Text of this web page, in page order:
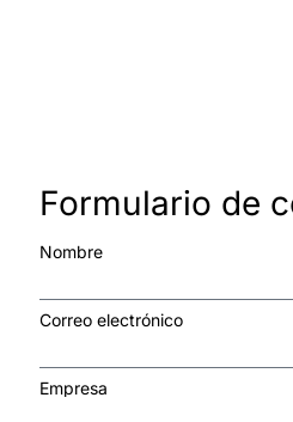
Formulario de
Nombre
Correo electrónico
Empresa